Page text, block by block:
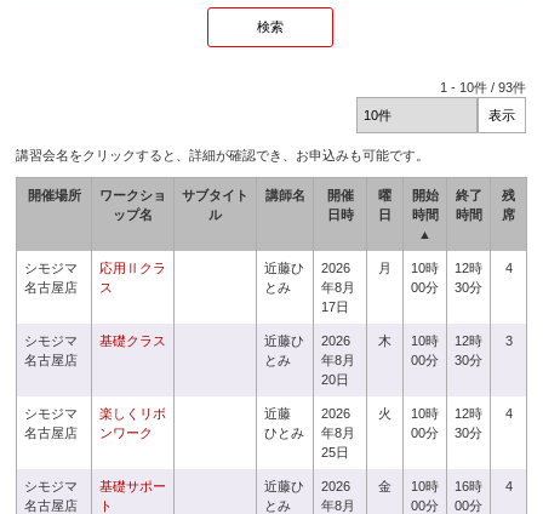
1 - 10件 /93件
講習会名をクリックすると、詳細が確認でき、お申込みも可能です。
開催場所
ワークショ
ップ名
サブタイト
ル
講師名
開催
日時
曜
日
開始
時間
▲
終了
時間
残
席
シモジマ
名古屋店
応用Ⅱクラ
ス
近藤ひ
とみ
2026
年8月
17日
月
10時
00分
12時
30分
4
シモジマ
名古屋店
基礎クラス
近藤ひ
とみ
2026
年8月
20日
木
10時
00分
12時
30分
3
シモジマ
名古屋店
楽しくリボ
ンワーク
近藤
ひとみ
2026
年8月
25日
火
10時
00分
12時
30分
4
シモジマ
名古屋店
基礎サポー
ト
近藤ひ
とみ
2026
年8月
金
10時
00分
16時
00分
4